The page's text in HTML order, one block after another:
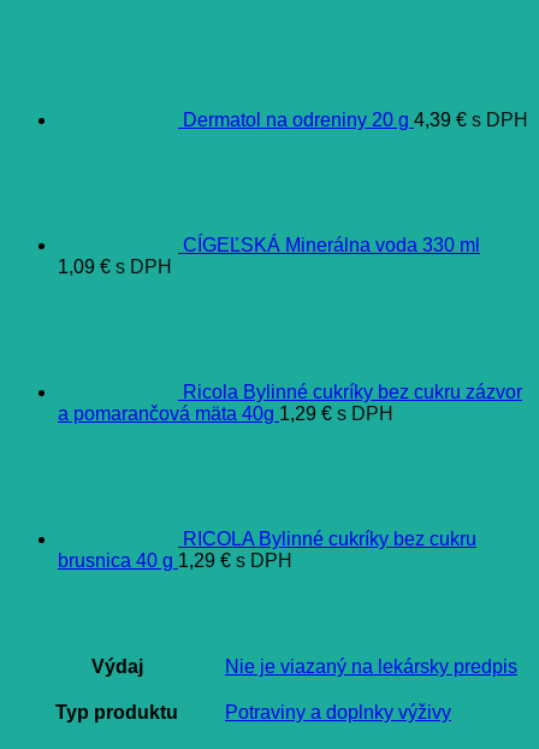
Dermatol na odreniny 20 g 4,39 € s DPH
CÍGEĽSKÁ Minerálna voda 330 ml
1,09 € s DPH
Ricola Bylinné cukríky bez cukru zázvor
a pomarančová mäta 40g 1,29 € s DPH
RICOLA Bylinné cukríky bez cukru
brusnica 40 g 1,29 € s DPH
Výdaj Nie je viazaný na lekársky predpis
Typ produktu Potraviny a doplnky výživy